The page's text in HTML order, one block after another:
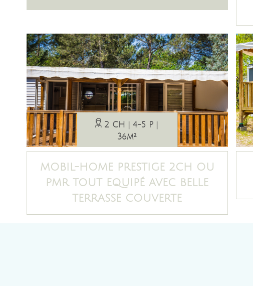
2 CH
4-5 P
36m²
MOBIL-HOME PRESTIGE 2CH OU
PMR TOUT EQUIPÉ AVEC BELLE
TERRASSE COUVERTE